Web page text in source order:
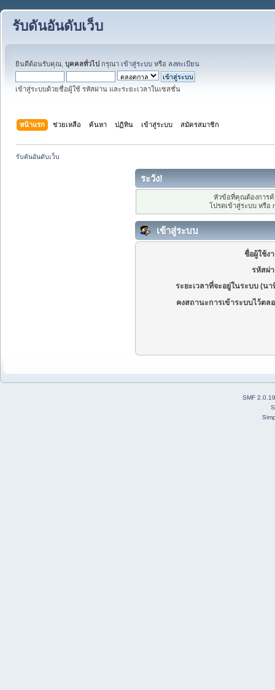
รับดันอันดับเว็บ
ยินดีต้อนรับคุณ, บุคคลทั่วไป กรุณา เข้าสู่ระบบ หรือ ลงทะเบียน
เข้าสู่ระบบด้วยชื่อผู้ใช้ รหัสผ่าน และระยะเวลาในเซสชั่น
หน้าแรก ช่วยเหลือ ค้นหา ปฏิทิน เข้าสู่ระบบ สมัครสมาชิก
รับดันอันดับเว็บ
ระวัง!
หัวข้อที่คุณต้องการ
โปรดเข้าสู่ระบบ หรือ
เข้าสู่ระบบ
ชื่อผู้ใช้ง
รหัสผ่
ระยะเวลาที่จะอยู่ในระบบ (นา
คงสถานะการเข้าระบบไว้ตล
SMF 2.0.19